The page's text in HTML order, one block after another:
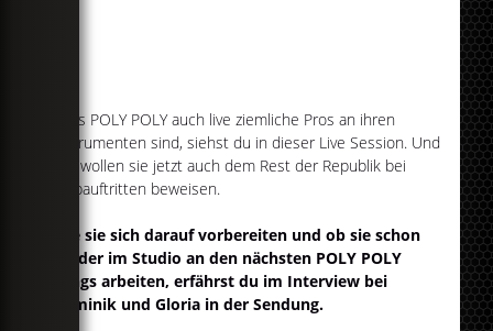
Dass POLY POLY auch live ziemliche Pros an ihren
Instrumenten sind, siehst du in dieser Live Session. Und
das wollen sie jetzt auch dem Rest der Republik bei
Clubauftritten beweisen.
Wie sie sich darauf vorbereiten und ob sie schon
wieder im Studio an den nächsten POLY POLY
Songs arbeiten, erfährst du im Interview bei
Dominik und Gloria in der Sendung.